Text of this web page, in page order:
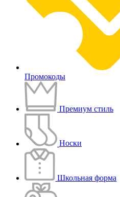
Промокоды
Премиум стиль
Носки
Школьная форма